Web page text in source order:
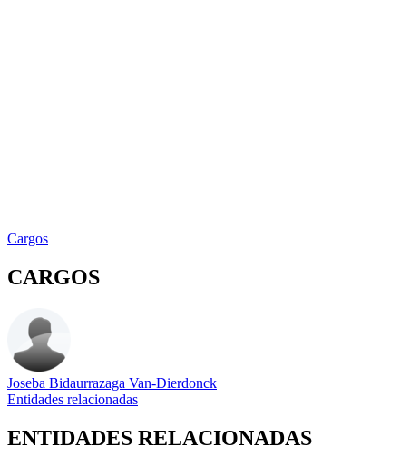
Cargos
CARGOS
Joseba Bidaurrazaga Van-Dierdonck
Entidades relacionadas
ENTIDADES RELACIONADAS